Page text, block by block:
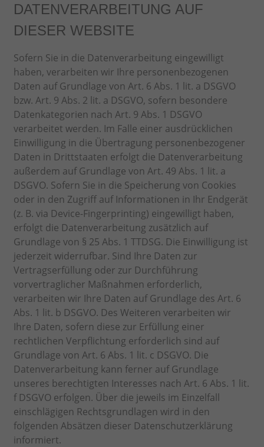
DATENVERARBEITUNG AUF
DIESER WEBSITE
Sofern Sie in die Datenverarbeitung eingewilligt
haben, verarbeiten wir Ihre personenbezogenen
Daten auf Grundlage von Art. 6 Abs. 1 lit. a DSGVO
bzw. Art. 9 Abs. 2 lit. a DSGVO, sofern besondere
Datenkategorien nach Art. 9 Abs. 1 DSGVO
verarbeitet werden. Im Falle einer ausdrücklichen
Einwilligung in die Übertragung personenbezogener
Daten in Drittstaaten erfolgt die Datenverarbeitung
außerdem auf Grundlage von Art. 49 Abs. 1 lit. a
DSGVO. Sofern Sie in die Speicherung von Cookies
oder in den Zugriff auf Informationen in Ihr Endgerät
(z. B. via Device-Fingerprinting) eingewilligt haben,
erfolgt die Datenverarbeitung zusätzlich auf
Grundlage von § 25 Abs. 1 TTDSG. Die Einwilligung ist
jederzeit widerrufbar. Sind Ihre Daten zur
Vertragserfüllung oder zur Durchführung
vorvertraglicher Maßnahmen erforderlich,
verarbeiten wir Ihre Daten auf Grundlage des Art. 6
Abs. 1 lit. b DSGVO. Des Weiteren verarbeiten wir
Ihre Daten, sofern diese zur Erfüllung einer
rechtlichen Verpflichtung erforderlich sind auf
Grundlage von Art. 6 Abs. 1 lit. c DSGVO. Die
Datenverarbeitung kann ferner auf Grundlage
unseres berechtigten Interesses nach Art. 6 Abs. 1 lit.
f DSGVO erfolgen. Über die jeweils im Einzelfall
einschlägigen Rechtsgrundlagen wird in den
folgenden Absätzen dieser Datenschutzerklärung
informiert.